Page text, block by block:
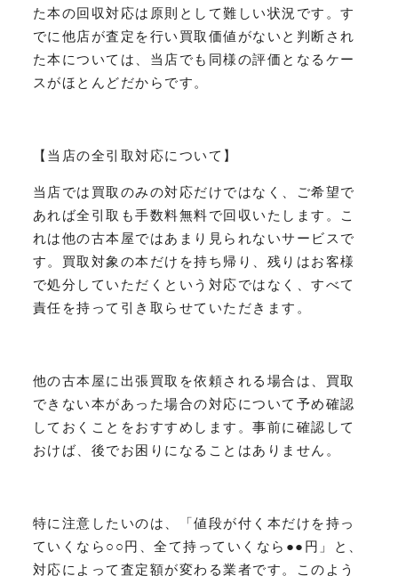
た本の回収対応は原則として難しい状況です。す
でに他店が査定を行い買取価値がないと判断され
た本については、当店でも同様の評価となるケー
スがほとんどだからです。
【当店の全引取対応について】
当店では買取のみの対応だけではなく、ご希望で
あれば全引取も手数料無料で回収いたします。こ
れは他の古本屋ではあまり見られないサービスで
す。買取対象の本だけを持ち帰り、残りはお客様
で処分していただくという対応ではなく、すべて
責任を持って引き取らせていただきます。
他の古本屋に出張買取を依頼される場合は、買取
できない本があった場合の対応について予め確認
しておくことをおすすめします。事前に確認して
おけば、後でお困りになることはありません。
特に注意したいのは、「値段が付く本だけを持っ
ていくなら○○円、全て持っていくなら●●円」と、
対応によって査定額が変わる業者です。このよう